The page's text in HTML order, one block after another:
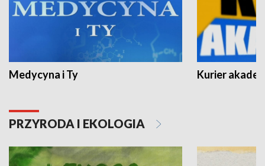
Medycyna i Ty Kurier
PRZYRODA I EKOLOGIA